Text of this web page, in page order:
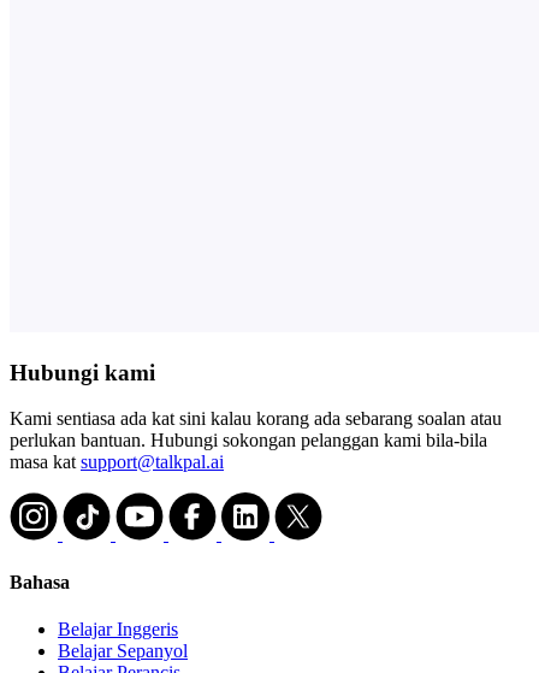
Hubungi kami
Kami sentiasa ada kat sini kalau korang ada sebarang soalan atau
perlukan bantuan. Hubungi sokongan pelanggan kami bila-bila
masa kat support@talkpal.ai
Bahasa
Belajar Inggeris
Belajar Sepanyol